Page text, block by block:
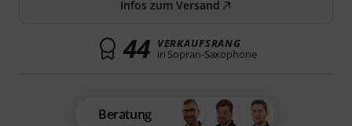
Infos zum Versand
44 VERKAUFSRANG
in Sopran-Saxophone
Beratung